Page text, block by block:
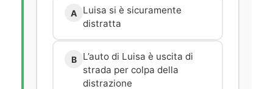
A
Luisa si è sicuramente
distratta
B
L’auto di Luisa è uscita di
strada per colpa della
distrazione